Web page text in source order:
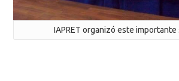
IAPRET organizó este importante